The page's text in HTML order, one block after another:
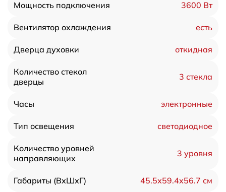
Мощность подключения 3600 Вт
Вентилятор охлаждения есть
Дверца духовки откидная
Количество стекол
дверцы
3 стекла
Часы электронные
Тип освещения светодиодное
Количество уровней
направляющих
3 уровня
Габариты (ВхШхГ) 45.5х59.4х56.7 см